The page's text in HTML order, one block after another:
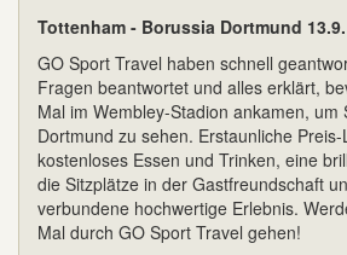
Tottenham - Borussia Dortmund
GO Sport Travel haben schnell
Fragen beantwortet und alles erklärt,
Mal im Wembley-Stadion ankamen, um
Dortmund zu sehen. Erstaunliche
kostenloses Essen und Trinken, eine
die Sitzplätze in der Gastfreundschaft
verbundene hochwertige Erlebnis.
Mal durch GO Sport Travel gehen!